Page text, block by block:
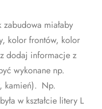
miałaby
kolor frontów, kolor
dodaj informacje z
wykonane np.
kamień). Np.
w kształcie litery L